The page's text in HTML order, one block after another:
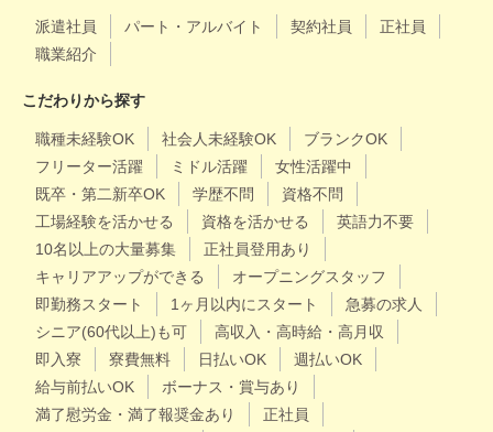
派遣社員 パート・アルバイト 契約社員
正社員
職業紹介
こだわりから探す
職種未経験OK 社会人未経験OK
ブランクOK
フリーター活躍
ミドル活躍
女性活躍中
既卒・第二新卒OK
学歴不問
資格不問
工場経験を活かせる
資格を活かせる
英語力不要
10名以上の大量募集
正社員登用あり
キャリアアップができる
オープニングスタッフ
即勤務スタート
1ヶ月以内にスタート
急募の求人
シニア(60代以上)も可
高収入・高時給・高月収
即入寮
寮費無料 日払いOK
週払いOK
給与前払いOK
ボーナス・賞与あり
満了慰労金・満了報奨金あり
正社員